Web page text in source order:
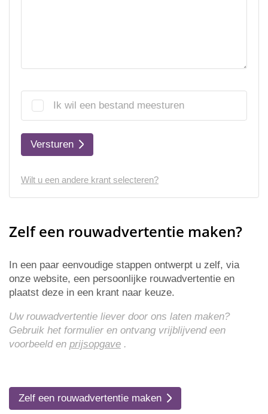
Ik wil een bestand meesturen
Versturen
Wilt u een andere krant selecteren?
Zelf een rouwadvertentie maken?
In een paar eenvoudige stappen ontwerpt u zelf, via
onze website, een persoonlijke rouwadvertentie en
plaatst deze in een krant naar keuze.
Uw rouwadvertentie liever door ons laten maken?
Gebruik het formulier en ontvang vrijblijvend een
voorbeeld en prijsopgave .
Zelf een rouwadvertentie maken